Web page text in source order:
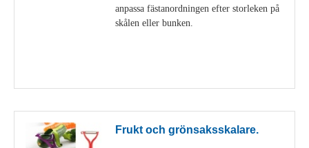
anpassa fästanordningen efter storleken på
skålen eller bunken.
Frukt och grönsaksskalare.